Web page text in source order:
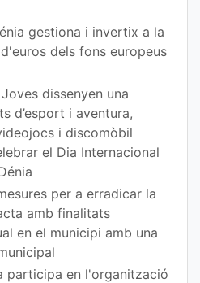
gestiona i invertix a la
dels fons europeus
dissenyen una
d’esport i aventura,
i discomòbil
el Dia Internacional
per a erradicar la
amb finalitats
en el municipi amb una
participa en l'organització